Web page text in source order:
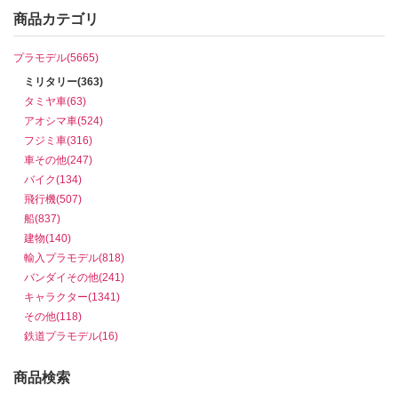
商品カテゴリ
プラモデル(5665)
ミリタリー(363)
タミヤ車(63)
アオシマ車(524)
フジミ車(316)
車その他(247)
バイク(134)
飛行機(507)
船(837)
建物(140)
輸入プラモデル(818)
バンダイその他(241)
キャラクター(1341)
その他(118)
鉄道プラモデル(16)
商品検索